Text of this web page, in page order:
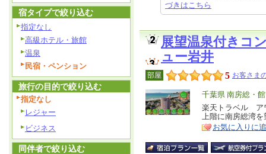
づきはこちら
展望温泉付きコ
ュー岩井
部屋 5 お客さま
エ
リ
ア
千葉県 南房総・
特
徴
楽天トラベル ア
上階に南房総湾
お気に入りに
宿タイプで絞り込む
指定なし
高級ホテル・旅館
温泉
民宿・ペンション
旅行の目的で絞り込む
指定なし
レジャー
ビジネス
同伴者で絞り込む